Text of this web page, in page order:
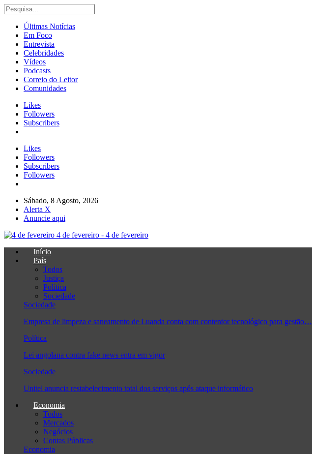
Últimas Notícias
Em Foco
Entrevista
Celebridades
Vídeos
Podcasts
Correio do Leitor
Comunidades
Likes
Followers
Subscribers
Likes
Followers
Subscribers
Followers
Sábado, 8 Agosto, 2026
Alerta X
Anuncie aqui
4 de fevereiro - 4 de fevereiro
Início
País
Todos
Justiça
Política
Sociedade
Sociedade
Empresa de limpeza e saneamento de Luanda conta com contentor tecnológico para gestão…
Política
Lei angolana contra fake news entra em vigor
Sociedade
Unitel anuncia restabelecimento total dos serviços após ataque informático
Economia
Todos
Mercados
Negócios
Contas Públicas
Economia